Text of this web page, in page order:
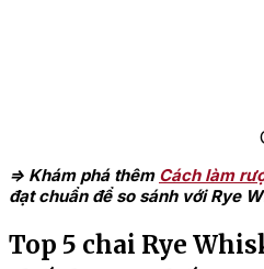
=> Khám phá thêm Cách làm
đạt chuẩn để so sánh với Rye
Top 5 chai Rye